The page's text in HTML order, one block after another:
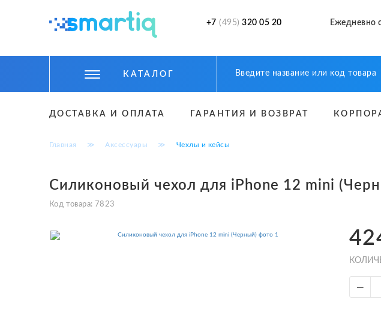
+7 (495) 320 05 20 Ежедневно
КАТАЛОГ
ТОВАРЫ ДЛЯ АВТО
ДОСТАВКА И ОПЛАТА ГАРАНТИЯ И ВОЗВРАТ
Главная ≫ Аксессуары ≫ Чехлы и кейсы
Силиконовый чехол для iPhone 12 mini
Код товара: 7823
—